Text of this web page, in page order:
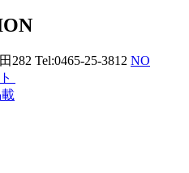
282 Tel:0465-25-3812 NO